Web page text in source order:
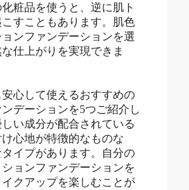
粧品を使うと、逆に肌ト
すこともあります。肌色
ンファンデーションを選
仕上がりを実現できま
心して使えるおすすめの
デーションを5つご紹介し
い成分が配合されている
心地が特徴的なものな
イプがあります。自分の
ョンファンデーションを
クアップを楽しむことが